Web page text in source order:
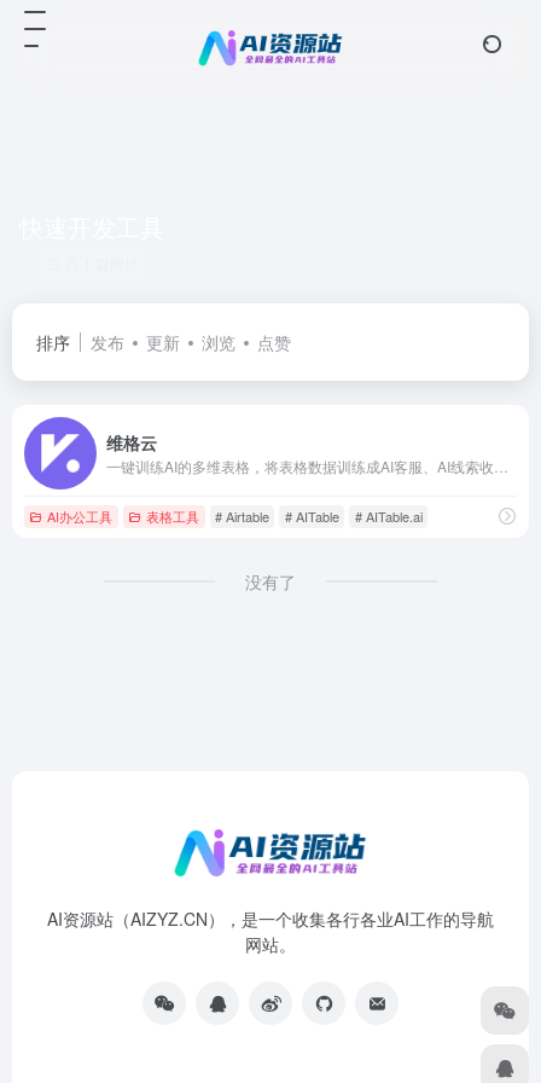
排序 发布 更新 浏览 点赞
维格云
AI办公工具 表格工具 # Airtable # AITable # AITable.ai
没有了
AI资源站（AIZYZ.CN），是一个收集各行各业AI工作的导航
网站。